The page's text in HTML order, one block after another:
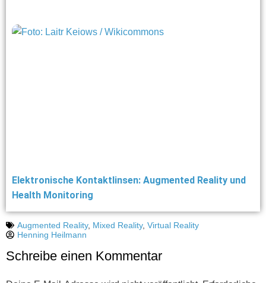
Elektronische Kontaktlinsen: Augmented Reality und
Health Monitoring
Augmented Reality, Mixed Reality, Virtual Reality
Henning Heilmann
Schreibe einen Kommentar